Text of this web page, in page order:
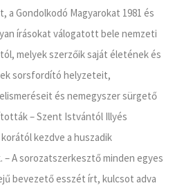
a Gondolkodó Magyarokat 1981 és
írásokat válogatott bele nemzeti
melyek szerzőik saját életének és
sorsfordító helyzeteit,
és nemegyszer sürgető
– Szent Istvántól Illyés
kezdve a huszadik
– A sorozatszerkesztő minden egyes
bevezető esszét írt, kulcsot adva